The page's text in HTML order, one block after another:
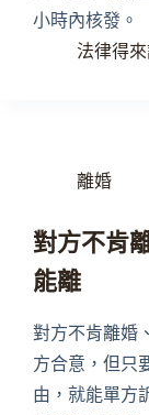
小時內核發。
法律得
離婚
對方不肯
能離
對方不肯離婚
方合意，但只
由，就能單方